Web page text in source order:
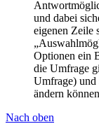
und dabei
eigenen Zeile
Optionen ein
die Umfrage
Umfrage) und
ändern
Nach oben